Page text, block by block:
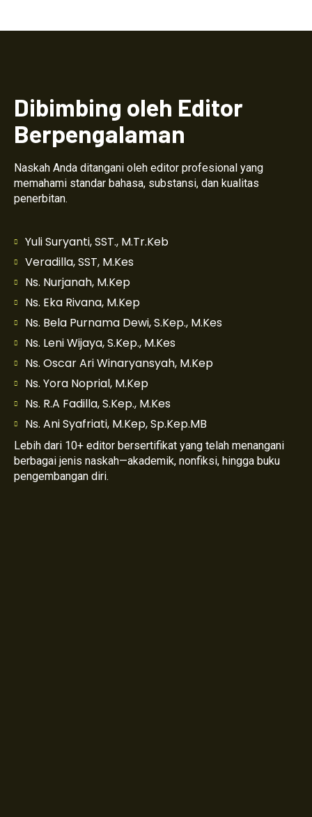
Dibimbing oleh Editor
Berpengalaman
Naskah Anda ditangani oleh editor profesional yang
memahami standar bahasa, substansi, dan kualitas
penerbitan.
Yuli Suryanti, SST., M.Tr.Keb
Veradilla, SST, M.Kes
Ns. Nurjanah, M.Kep
Ns. Eka Rivana, M.Kep
Ns. Bela Purnama Dewi, S.Kep., M.Kes
Ns. Leni Wijaya, S.Kep., M.Kes
Ns. Oscar Ari Winaryansyah, M.Kep
Ns. Yora Noprial, M.Kep
Ns. R.A Fadilla, S.Kep., M.Kes
Ns. Ani Syafriati, M.Kep, Sp.Kep.MB
Lebih dari 10+ editor bersertifikat yang telah menangani
berbagai jenis naskah—akademik, nonfiksi, hingga buku
pengembangan diri.